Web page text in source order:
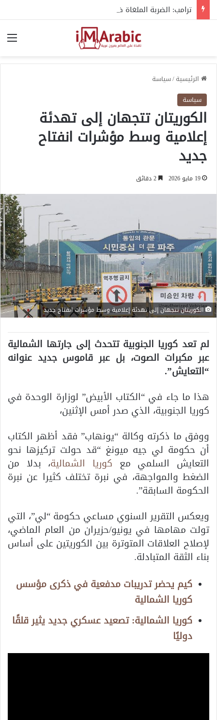
الرئيسية/سياسة
سياسة
الكوريتان تتجهان إلى تهدئة
إعلامية وسط مؤشرات انفتاح
جديد
19 مايو 2026
الكوريتان تتجهان إلى تهدئة إعلامية وسط مؤشرات انفتاح جديد
لم تعد كوريا الجنوبية تتحدث إلى جارتها الشمالية
عبر مكبرات الصوت، بل عبر قاموس جديد عنوانه
“التعايش”.
هذا ما جاء في “الكتاب الأبيض” لوزارة الوحدة في
كوريا الجنوبية، الذي صدر أمس الإثنين،
ووفق ما ذكرته وكالة “يونهاب” فقد أظهر الكتاب
أن حكومة لي جيه ميونغ “قد حولت تركيزها نحو
التعايش السلمي مع كوريا الشمالية، بدلا من
الضغط والمواجهة، في نبرة تختلف كثيرا عن نبرة
الحكومة السابقة”.
ويعكس التقرير السنوي مساعي حكومة “لي”، التي
تولت مهامها في يونيو/حزيران من العام الماضي،
لإصلاح العلاقات المتوترة بين الكوريتين على أساس
بناء الثقة المتبادلة.
كيم يحضر تدريبات مدفعية في ذكرى مؤسس
كوريا الشمالية
كوريا الشمالية: تصعيد عسكري جديد يثير قلقًا
دوليًا